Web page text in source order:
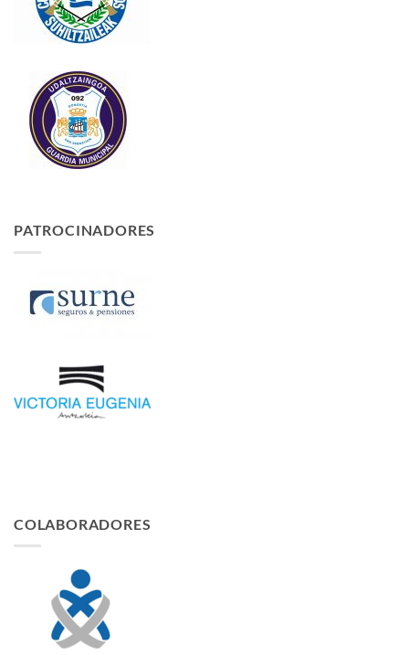
PATROCINADORES
COLABORADORES